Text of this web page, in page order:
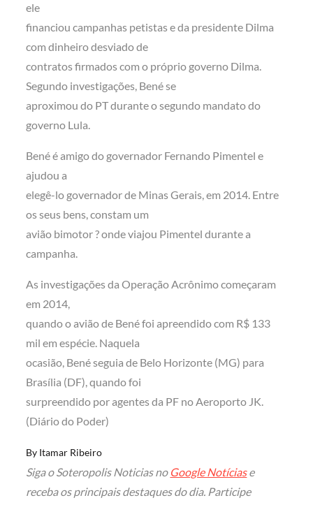
ele
financiou campanhas petistas e da presidente Dilma
com dinheiro desviado de
contratos firmados com o próprio governo Dilma.
Segundo investigações, Bené se
aproximou do PT durante o segundo mandato do
governo Lula.
Bené é amigo do governador Fernando Pimentel e
ajudou a
elegê-lo governador de Minas Gerais, em 2014. Entre
os seus bens, constam um
avião bimotor ? onde viajou Pimentel durante a
campanha.
As investigações da Operação Acrônimo começaram
em 2014,
quando o avião de Bené foi apreendido com R$ 133
mil em espécie. Naquela
ocasião, Bené seguia de Belo Horizonte (MG) para
Brasília (DF), quando foi
surpreendido por agentes da PF no Aeroporto JK.
(Diário do Poder)
By Itamar Ribeiro
Siga o Soteropolis Noticias no Google Notíciase
receba os principais destaques do dia. Participe